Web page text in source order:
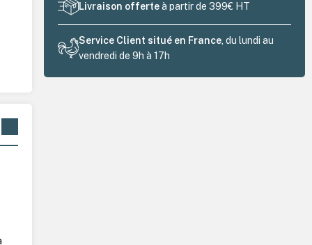
Livraison offerteà partir de 399€ HT
Service Client situé en France , du lundi au
vendredi de 9h à 17h